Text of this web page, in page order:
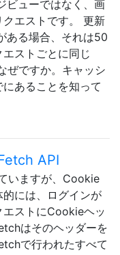
ビューではなく、画
エストです。 更新
ある場合、それは50
ストごとに同じ
ぜですか。キャッシ
あることを知って
API
いますが、Cookie
には、ログインが
エストにCookieヘッ
はそのヘッダーを
で行われたすべて